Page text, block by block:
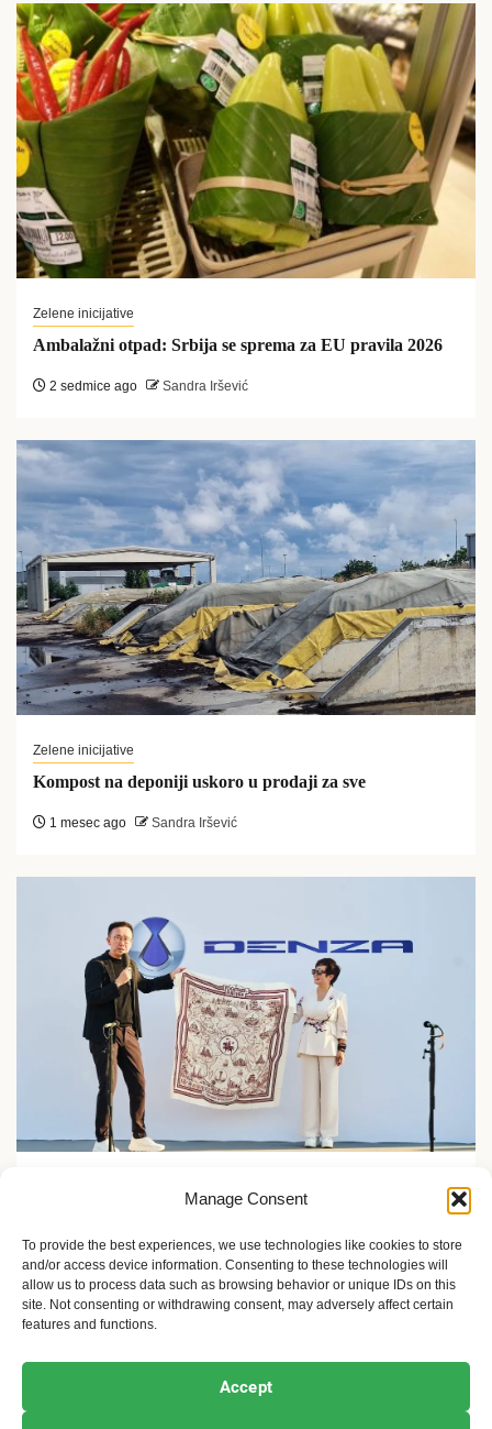
Manage Consent
To provide the best experiences, we use technologies like cookies to store
and/or access device information. Consenting to these technologies will
allow us to process data such as browsing behavior or unique IDs on this
site. Not consenting or withdrawing consent, may adversely affect certain
features and functions.
Accept
Zelene inicijative
Ambalažni otpad: Srbija se sprema za EU pravila 2026
2 sedmice ago Sandra Iršević
Zelene inicijative
Kompost na deponiji uskoro u prodaji za sve
1 mesec ago Sandra Iršević
minuta?
2 meseca ago Sandra Iršević
Ekologija i održivost